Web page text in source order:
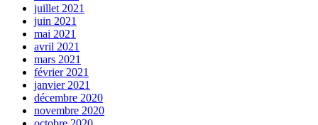
juillet 2021
juin 2021
mai 2021
avril 2021
mars 2021
février 2021
janvier 2021
décembre 2020
novembre 2020